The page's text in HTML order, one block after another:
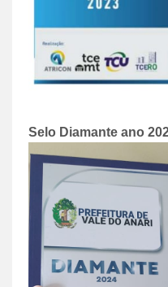
Selo Diamante ano